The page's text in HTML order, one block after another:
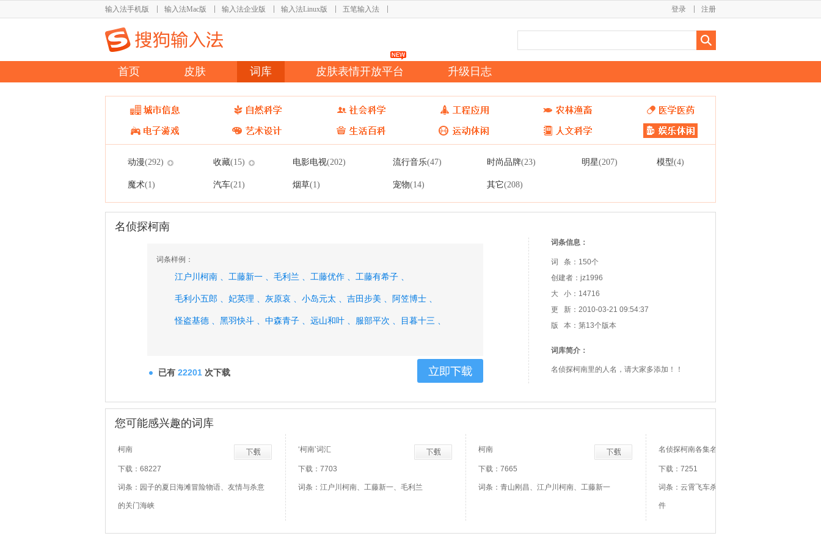
输入法手机版 输入法Mac版 输入法企业版 输入法Linux版 五笔输入法 注册
登录
首页 皮肤 词库 皮肤表情开放平台 升级日志
动漫(292) 收藏(15) 电影电视(202) 流行音乐(47) 时尚品牌(23) 明星(207) 模型(4)
魔术(1) 汽车(21) 烟草(1) 宠物(14) 其它(208)
名侦探柯南
词条样例：
江户川柯南 、 工藤新一 、 毛利兰 、 工藤优作 、 工藤有希子 、
毛利小五郎 、 妃英理 、 灰原哀 、 小岛元太 、 吉田步美 、 阿笠博士 、
怪盗基德 、 黑羽快斗 、 中森青子 、 远山和叶 、 服部平次 、 目暮十三 、
已有 22201 次下载
词条信息：
词 条：150个
创建者：jz1996
大 小：14716
更 新：2010-03-21 09:54:37
版 本：第13个版本
词库简介：
名侦探柯南里的人名，请大家多添加！！
您可能感兴趣的词库
柯南
下载：68227
词条：园子的夏日海滩冒险物语、友情与杀意
的关门海峡
‘柯南’词汇
下载：7703
词条：江户川柯南、工藤新一、毛利兰
柯南
下载：7665
词条：青山刚昌、江户川柯南、工藤新一
名侦探柯南各集名称
下载：7251
词条：云霄飞车杀人事件、董事长千金诱拐事
件